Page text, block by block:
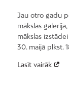
Jau otro gadu
mākslas
mākslas
30. maijā plkst.
Lasīt vairāk